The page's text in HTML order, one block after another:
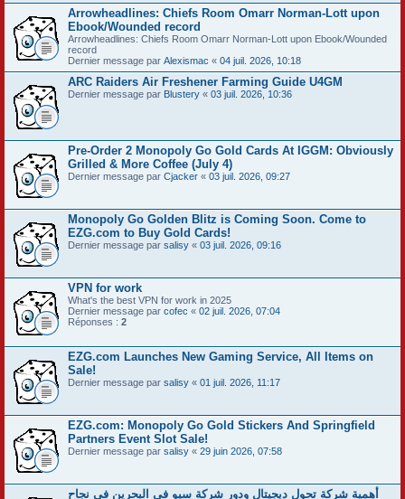
Arrowheadlines: Chiefs Room Omarr Norman-Lott upon
Ebook/Wounded record
Arrowheadlines: Chiefs Room Omarr Norman-Lott upon Ebook/Wounded
record
Dernier message par Alexismac « 04 juil. 2026, 10:18
ARC Raiders Air Freshener Farming Guide U4GM
Dernier message par Blustery « 03 juil. 2026, 10:36
Pre-Order 2 Monopoly Go Gold Cards At IGGM: Obviously
Grilled & More Coffee (July 4)
Dernier message par Cjacker « 03 juil. 2026, 09:27
Monopoly Go Golden Blitz is Coming Soon. Come to
EZG.com to Buy Gold Cards!
Dernier message par salisy « 03 juil. 2026, 09:16
VPN for work
What's the best VPN for work in 2025
Dernier message par cofec « 02 juil. 2026, 07:04
Réponses : 2
EZG.com Launches New Gaming Service, All Items on
Sale!
Dernier message par salisy « 01 juil. 2026, 11:17
EZG.com: Monopoly Go Gold Stickers And Springfield
Partners Event Slot Sale!
Dernier message par salisy « 29 juin 2026, 07:58
أهمية شركة تحول ديجيتال ودور شركة سيو في البحرين في نجاح